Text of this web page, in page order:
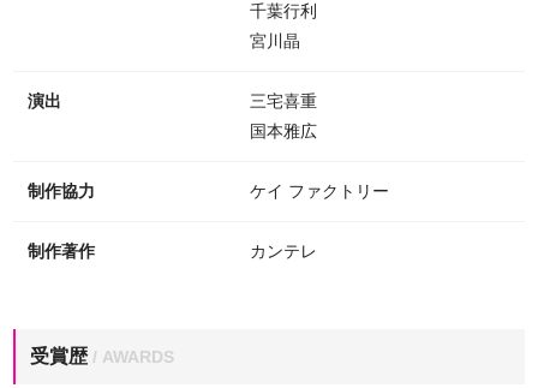
千葉行利
宮川晶
演出
三宅喜重
国本雅広
制作協力 ケイ ファクトリー
制作著作 カンテレ
受賞歴/ AWARDS